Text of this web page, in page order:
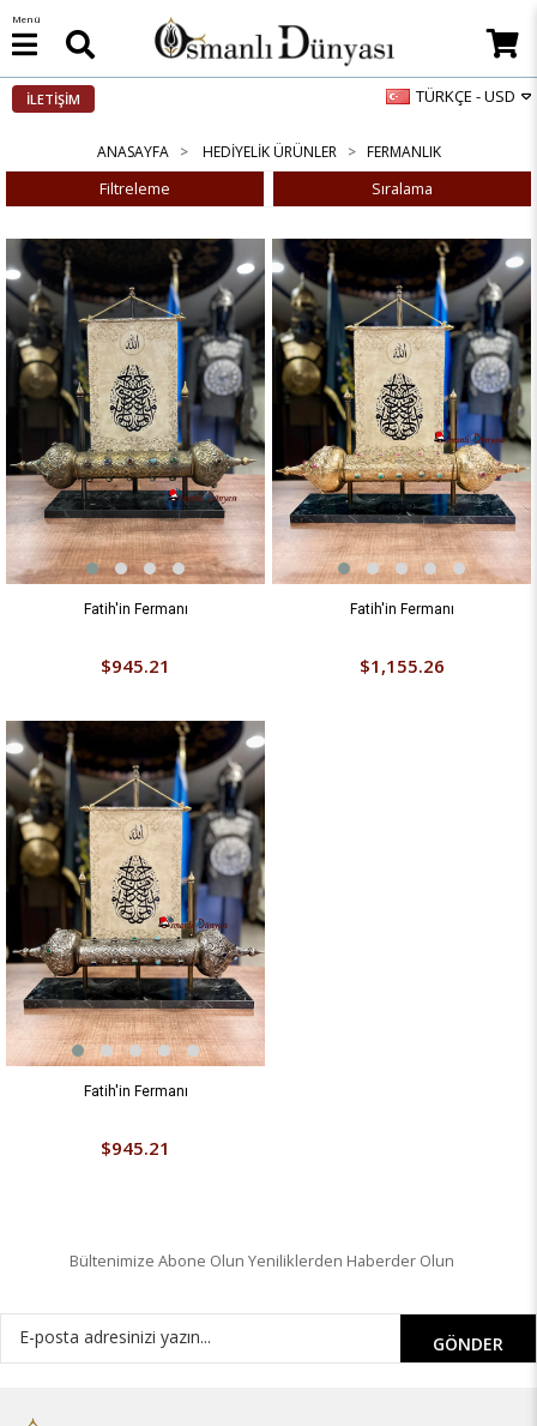
İLETİŞİM TÜRKÇE - USD
Menü
ANASAYFA HEDIYELIK ÜRÜNLER FERMANLIK
Filtreleme Sıralama
Fatih'in Fermanı
$945.21
Fatih'in Fermanı
$1,155.26
Fatih'in Fermanı
$945.21
Bültenimize Abone Olun Yeniliklerden Haberder Olun
GÖNDER